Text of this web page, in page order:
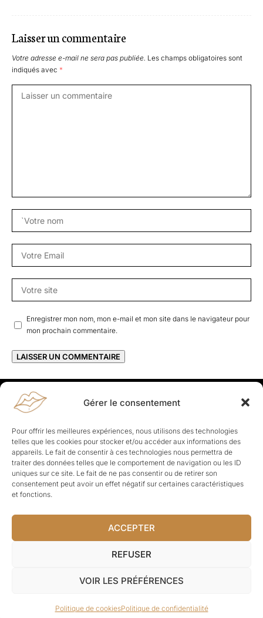
Gérer le consentement
Pour offrir les meilleures expériences, nous utilisons des technologies
telles que les cookies pour stocker et/ou accéder aux informations des
appareils. Le fait de consentir à ces technologies nous permettra de
traiter des données telles que le comportement de navigation ou les ID
uniques sur ce site. Le fait de ne pas consentir ou de retirer son
consentement peut avoir un effet négatif sur certaines caractéristiques
et fonctions.
ACCEPTER
REFUSER
VOIR LES PRÉFÉRENCES
Politique de cookiesPolitique de confidentialité
Laisser un commentaire
Votre adresse e-mail ne sera pas publiée. Les champs obligatoires sont
indiqués avec *
Enregistrer mon nom, mon e-mail et mon site dans le navigateur pour
mon prochain commentaire.
Rapporteuses
À propos de Rapporteuses :Rapporteuses, c’est l’histoire de
Parisiennes, bien dans leurs baskets qui aiment rapporter ce qui leur
cause, leur apporte et leur rapporte !
Les Topics
Société Politique Business Culture
Sport
Lifestyle
–CGV–À-propos–Contact